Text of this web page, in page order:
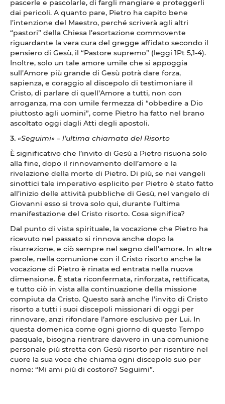
pascerle e pascolarle, di fargli mangiare e proteggerli
dai pericoli. A quanto pare, Pietro ha capito bene
l’intenzione del Maestro, perché scriverà agli altri
“pastori” della Chiesa l’esortazione commovente
riguardante la vera cura del gregge affidato secondo il
pensiero di Gesù, il “Pastore supremo” (leggi 1Pt 5,1-4).
Inoltre, solo un tale amore umile che si appoggia
sull’Amore più grande di Gesù potrà dare forza,
sapienza, e coraggio al discepolo di testimoniare il
Cristo, di parlare di quell’Amore a tutti, non con
arroganza, ma con umile fermezza di “obbedire a Dio
piuttosto agli uomini”, come Pietro ha fatto nel brano
ascoltato oggi dagli Atti degli apostoli.
3. «Seguimi» – l’ultima chiamata del Risorto
È significativo che l’invito di Gesù a Pietro risuona solo
alla fine, dopo il rinnovamento dell’amore e la
rivelazione della morte di Pietro. Di più, se nei vangeli
sinottici tale imperativo esplicito per Pietro è stato fatto
all’inizio delle attività pubbliche di Gesù, nel vangelo di
Giovanni esso si trova solo qui, durante l’ultima
manifestazione del Cristo risorto. Cosa significa?
Dal punto di vista spirituale, la vocazione che Pietro ha
ricevuto nel passato si rinnova anche dopo la
risurrezione, e ciò sempre nel segno dell’amore. In altre
parole, nella comunione con il Cristo risorto anche la
vocazione di Pietro è rinata ed entrata nella nuova
dimensione. È stata riconfermata, rinforzata, rettificata,
e tutto ciò in vista alla continuazione della missione
compiuta da Cristo. Questo sarà anche l’invito di Cristo
risorto a tutti i suoi discepoli missionari di oggi per
rinnovare, anzi rifondare l’amore esclusivo per Lui. In
questa domenica come ogni giorno di questo Tempo
pasquale, bisogna rientrare davvero in una comunione
personale più stretta con Gesù risorto per risentire nel
cuore la sua voce che chiama ogni discepolo suo per
nome: “Mi ami più di costoro? Seguimi”.